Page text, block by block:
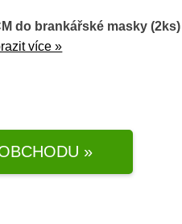
do brankářské masky (2ks)
více »
»